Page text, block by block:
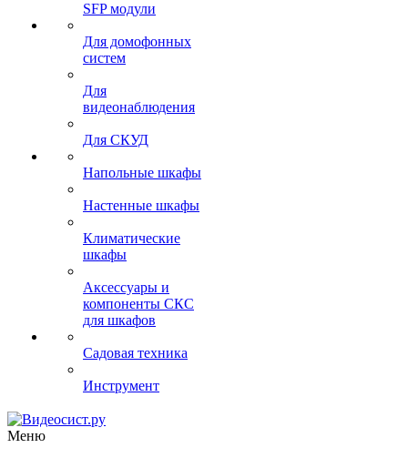
SFP модули
Для домофонных
систем
Для
видеонаблюдения
Для СКУД
Напольные шкафы
Настенные шкафы
Климатические
шкафы
Аксессуары и
компоненты СКС
для шкафов
Садовая техника
Инструмент
Меню